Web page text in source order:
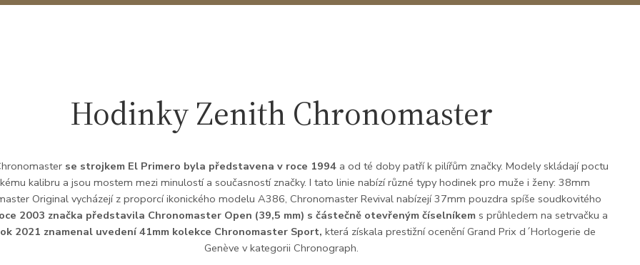
Hodinky Zenith Chronomaster
se strojkem El Primero byla představena v roce 1994 a od té doby patří k pilířům značky. Modely skládají poctu
kalibru a jsou mostem mezi minulostí a současností značky. I tato linie nabízí různé typy hodinek pro muže i ženy: 38mm
Original vycházejí z proporcí ikonického modelu A386, Chronomaster Revival nabízejí 37mm pouzdra spíše soudkovitého
2003 značka představila Chronomaster Open (39,5 mm) s částečně otevřeným číselníkem s průhledem na setrvačku a
2021 znamenal uvedení 41mm kolekce Chronomaster Sport, která získala prestižní ocenění Grand Prix d´Horlogerie de
Genève v kategorii Chronograph.